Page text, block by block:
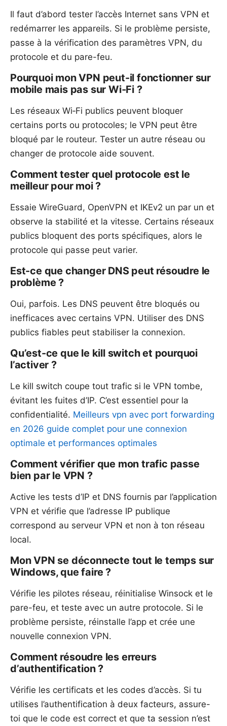
Il faut d’abord tester l’accès Internet sans VPN et
redémarrer les appareils. Si le problème persiste,
passe à la vérification des paramètres VPN, du
protocole et du pare-feu.
Pourquoi mon VPN peut-il fonctionner sur
mobile mais pas sur Wi‑Fi ?
Les réseaux Wi‑Fi publics peuvent bloquer
certains ports ou protocoles; le VPN peut être
bloqué par le routeur. Tester un autre réseau ou
changer de protocole aide souvent.
Comment tester quel protocole est le
meilleur pour moi ?
Essaie WireGuard, OpenVPN et IKEv2 un par un et
observe la stabilité et la vitesse. Certains réseaux
publics bloquent des ports spécifiques, alors le
protocole qui passe peut varier.
Est-ce que changer DNS peut résoudre le
problème ?
Oui, parfois. Les DNS peuvent être bloqués ou
inefficaces avec certains VPN. Utiliser des DNS
publics fiables peut stabiliser la connexion.
Qu’est-ce que le kill switch et pourquoi
l’activer ?
Le kill switch coupe tout trafic si le VPN tombe,
évitant les fuites d’IP. C’est essentiel pour la
confidentialité. Meilleurs vpn avec port forwarding
en 2026 guide complet pour une connexion
optimale et performances optimales
Comment vérifier que mon trafic passe
bien par le VPN ?
Active les tests d’IP et DNS fournis par l’application
VPN et vérifie que l’adresse IP publique
correspond au serveur VPN et non à ton réseau
local.
Mon VPN se déconnecte tout le temps sur
Windows, que faire ?
Vérifie les pilotes réseau, réinitialise Winsock et le
pare-feu, et teste avec un autre protocole. Si le
problème persiste, réinstalle l’app et crée une
nouvelle connexion VPN.
Comment résoudre les erreurs
d’authentification ?
Vérifie les certificats et les codes d’accès. Si tu
utilises l’authentification à deux facteurs, assure-
toi que le code est correct et que ta session n’est